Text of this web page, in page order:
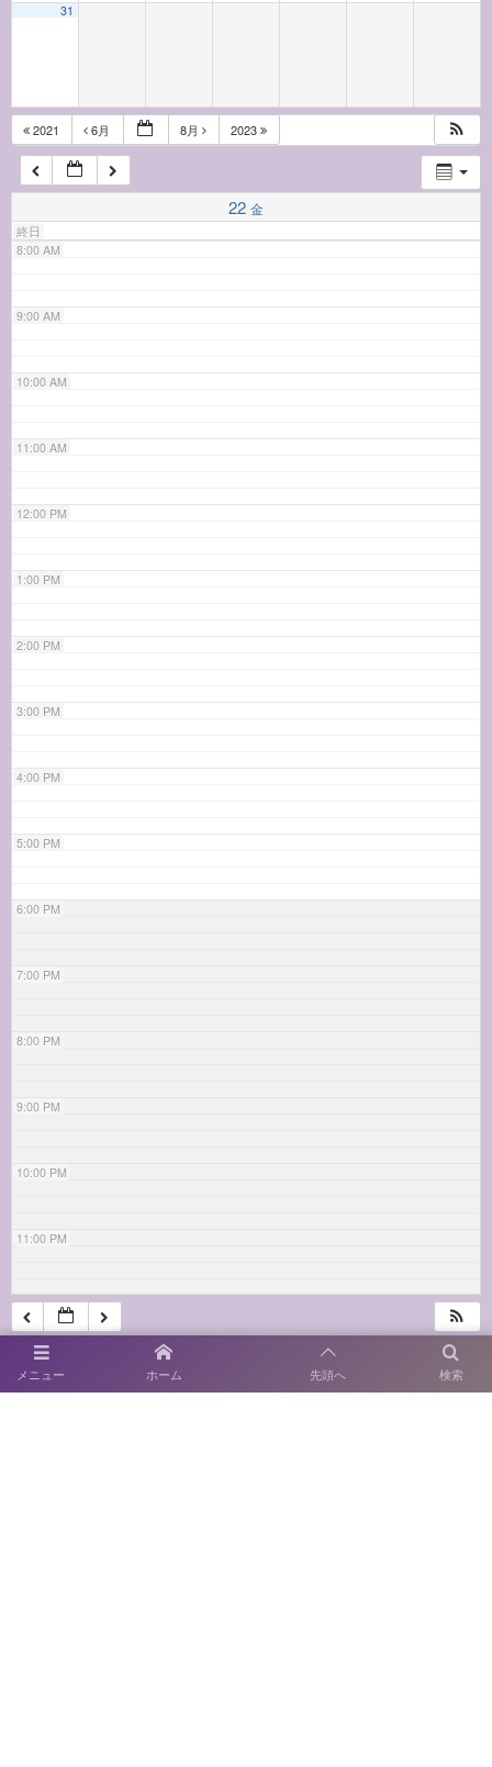
31
2021 6月 8月 2023
22 金
終日
6:00 AM
7:00 AM
8:00 AM
9:00 AM
10:00 AM
11:00 AM
12:00 PM
1:00 PM
2:00 PM
3:00 PM
4:00 PM
5:00 PM
6:00 PM
7:00 PM
8:00 PM
9:00 PM
10:00 PM
11:00 PM
メニュー 検索
ホーム 先頭へ